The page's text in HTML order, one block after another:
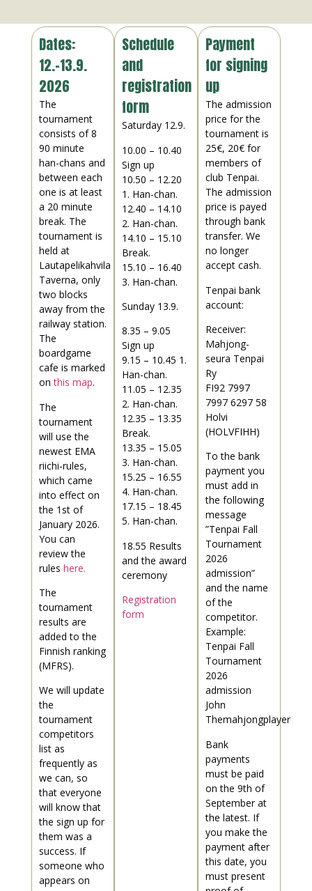
Dates:
12.-13.9.
2026
The
tournament
consists of 8
90 minute
han-chans and
between each
one is at least
a 20 minute
break. The
tournament is
held at
Lautapelikahvila
Taverna, only
two blocks
away from the
railway station.
The
boardgame
cafe is marked
onthis map.
The
tournament
will use the
newest EMA
riichi-rules,
which came
into effect on
the 1st of
January 2026.
You can
review the
rules here.
The
tournament
results are
added to the
Finnish ranking
(MFRS).
We will update
the
tournament
competitors
list as
frequently as
we can, so
that everyone
will know that
the sign up for
them was a
success. If
someone who
appears on
Schedule
and
registration
form
Saturday 12.9.
10.00 – 10.40
Sign up
10.50 – 12.20
1. Han-chan.
12.40 – 14.10
2. Han-chan.
14.10 – 15.10
Break.
15.10 – 16.40
3. Han-chan.
Sunday 13.9.
8.35 – 9.05
Sign up
9.15 – 10.45 1.
Han-chan.
11.05 – 12.35
2. Han-chan.
12.35 – 13.35
Break.
13.35 – 15.05
3. Han-chan.
15.25 – 16.55
4. Han-chan.
17.15 – 18.45
5. Han-chan.
18.55 Results
and the award
ceremony
Registration
form
Payment
for signing
up
The admission
price for the
tournament is
25€, 20€ for
members of
club Tenpai.
The admission
price is payed
through bank
transfer. We
no longer
accept cash.
Tenpai bank
account:
Receiver:
Mahjong-
seura Tenpai
Ry
FI92 7997
7997 6297 58
Holvi
(HOLVFIHH)
To the bank
payment you
must add in
the following
message
”Tenpai Fall
Tournament
2026
admission”
and the name
of the
competitor.
Example:
Tenpai Fall
Tournament
2026
admission
John
Themahjongplayer
Bank
payments
must be paid
on the 9th of
September at
the latest. If
you make the
payment after
this date, you
must present